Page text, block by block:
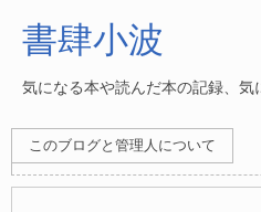
書肆小波
気になる本や読んだ本の記録、
このブログと管理人について